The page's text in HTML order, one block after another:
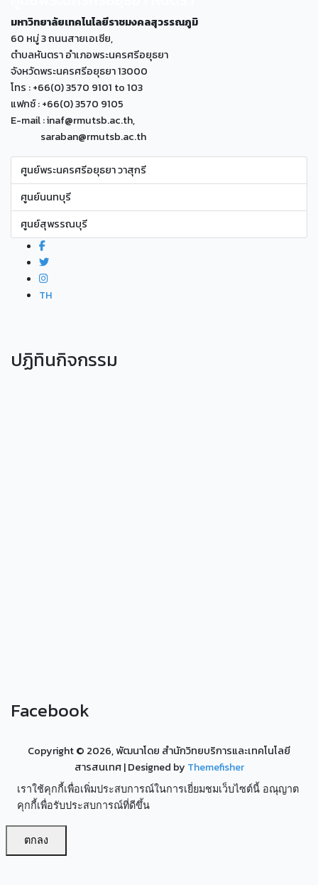
มหาวิทยาลัยเทคโนโลยีราชมงคลสุวรรณภูมิ
60 หมู่ 3 ถนนสายเอเซีย,
ตำบลหันตรา อำเภอพระนครศรีอยุธยา
จังหวัดพระนครศรีอยุธยา 13000
โทร : +66(0) 3570 9101 to 103
แฟกซ์ : +66(0) 3570 9105
E-mail : inaf@rmutsb.ac.th,
saraban@rmutsb.ac.th
ศูนย์พระนครศรีอยุธยา วาสุกรี
ศูนย์นนทบุรี
ศูนย์สุพรรณบุรี
TH
ปฏิทินกิจกรรม
Facebook
Copyright © 2026, พัฒนาโดย สำนักวิทยบริการและเทคโนโลยี
สารสนเทศ| Designed by Themefisher
เราใช้คุกกี้เพื่อเพิ่มประสบการณ์ในการเยี่ยมชมเว็บไซต์นี้ อณุญาต
คุกกี้เพื่อรับประสบการณ์ที่ดีขึ้น
ตกลง